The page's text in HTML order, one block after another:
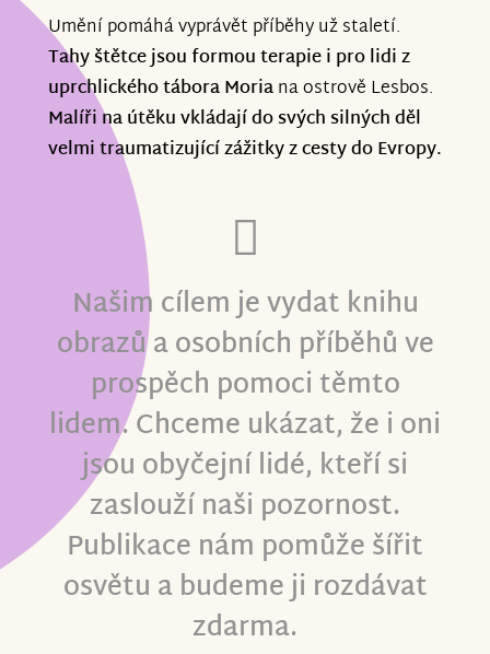
Umění pomáhá vyprávět příběhy už staletí.
Tahy štětce jsou formou terapie i pro lidi z
uprchlického tábora Moriana ostrově Lesbos.
Malíři na útěku vkládají do svých silných děl
velmi traumatizující zážitky z cesty do Evropy.
Našim cílem je vydat knihu
obrazů a osobních příběhů ve
prospěch pomoci těmto
lidem. Chceme ukázat, že i oni
jsou obyčejní lidé, kteří si
zaslouží naši pozornost.
Publikace nám pomůže šířit
osvětu a budeme ji rozdávat
zdarma.